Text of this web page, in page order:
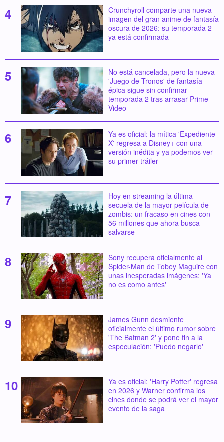
Crunchyroll comparte una nueva
imagen del gran anime de fantasía
oscura de 2026: su temporada 2
ya está confirmada
No está cancelada, pero la nueva
'Juego de Tronos' de fantasía
épica sigue sin confirmar
temporada 2 tras arrasar Prime
Video
Ya es oficial: la mítica 'Expediente
X' regresa a Disney+ con una
versión inédita y ya podemos ver
su primer tráiler
Hoy en streaming la última
secuela de la mayor película de
zombis: un fracaso en cines con
56 millones que ahora busca
salvarse
Sony recupera oficialmente al
Spider-Man de Tobey Maguire con
unas inesperadas imágenes: 'Ya
no es como antes'
James Gunn desmiente
oficialmente el último rumor sobre
'The Batman 2' y pone fin a la
especulación: 'Puedo negarlo'
Ya es oficial: 'Harry Potter' regresa
en 2026 y Warner confirma los
cines donde se podrá ver el mayor
evento de la saga